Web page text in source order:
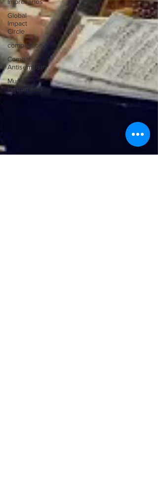
Global
Impact
Circle
competition
Combat
Antisemitism
Music
Instruments